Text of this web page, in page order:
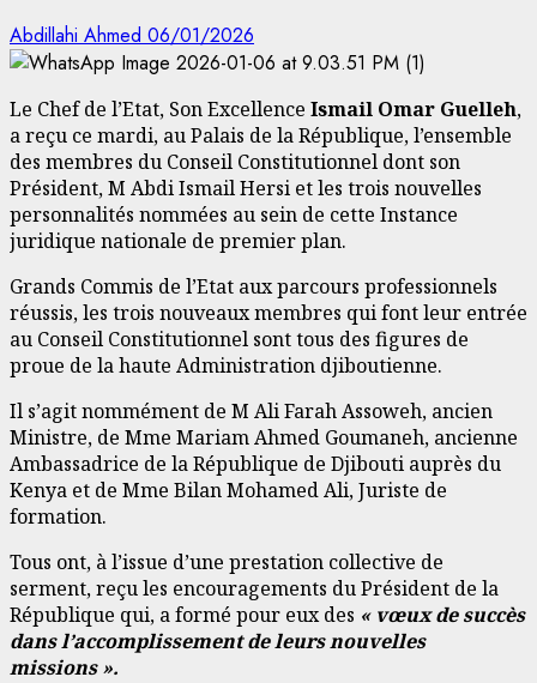
Abdillahi Ahmed 06/01/2026
Le Chef de l’Etat, Son Excellence Ismail Omar Guelleh,
a reçu ce mardi, au Palais de la République, l’ensemble
des membres du Conseil Constitutionnel dont son
Président, M Abdi Ismail Hersi et les trois nouvelles
personnalités nommées au sein de cette Instance
juridique nationale de premier plan.
Grands Commis de l’Etat aux parcours professionnels
réussis, les trois nouveaux membres qui font leur entrée
au Conseil Constitutionnel sont tous des figures de
proue de la haute Administration djiboutienne.
Il s’agit nommément de M Ali Farah Assoweh, ancien
Ministre, de Mme Mariam Ahmed Goumaneh, ancienne
Ambassadrice de la République de Djibouti auprès du
Kenya et de Mme Bilan Mohamed Ali, Juriste de
formation.
Tous ont, à l’issue d’une prestation collective de
serment, reçu les encouragements du Président de la
République qui, a formé pour eux des « vœux de succès
dans l’accomplissement de leurs nouvelles
missions ».